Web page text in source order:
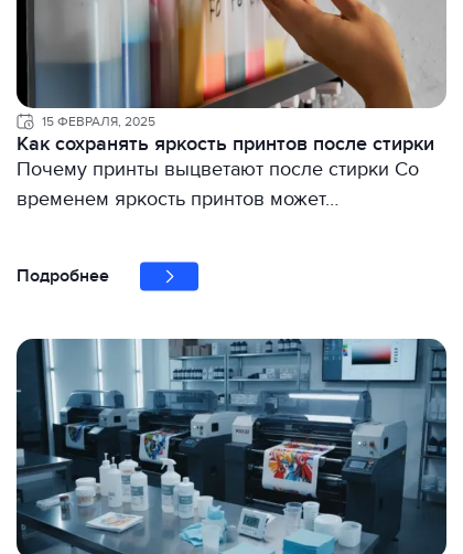
15 ФЕВРАЛЯ, 2025
Как сохранять яркость принтов после стирки
Почему принты выцветают после стирки Со
временем яркость принтов может…
Подробнее